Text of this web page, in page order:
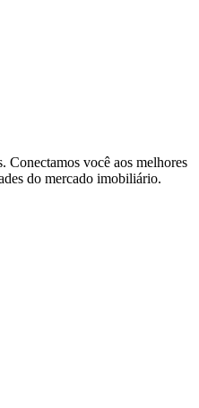
Conectamos você aos melhores
do mercado imobiliário.